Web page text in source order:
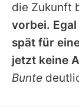
die Zukunft
vorbei.
spät für
jetzt keine
Bunte